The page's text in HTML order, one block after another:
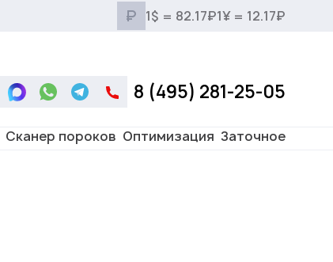
₽ 1$ = 82.17₽1¥ = 12.17₽
Сканер пороков Оптимизация Заточное
8 (495) 281-25-05